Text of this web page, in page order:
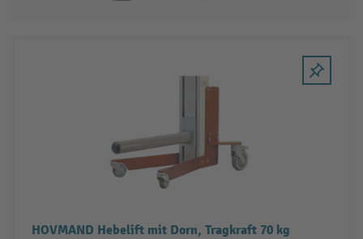
HOVMAND Hebelift mit Dorn, Tragkraft 70 kg